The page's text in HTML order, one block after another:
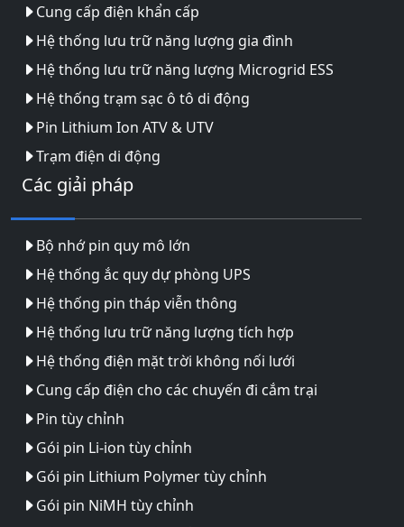
Cung cấp điện khẩn cấp
Hệ thống lưu trữ năng lượng gia đình
Hệ thống lưu trữ năng lượng Microgrid ESS
Hệ thống trạm sạc ô tô di động
Pin Lithium Ion ATV & UTV
Trạm điện di động
Các giải pháp
Bộ nhớ pin quy mô lớn
Hệ thống ắc quy dự phòng UPS
Hệ thống pin tháp viễn thông
Hệ thống lưu trữ năng lượng tích hợp
Hệ thống điện mặt trời không nối lưới
Cung cấp điện cho các chuyến đi cắm trại
Pin tùy chỉnh
Gói pin Li-ion tùy chỉnh
Gói pin Lithium Polymer tùy chỉnh
Gói pin NiMH tùy chỉnh